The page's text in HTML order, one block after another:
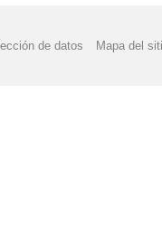
de datos Mapa del